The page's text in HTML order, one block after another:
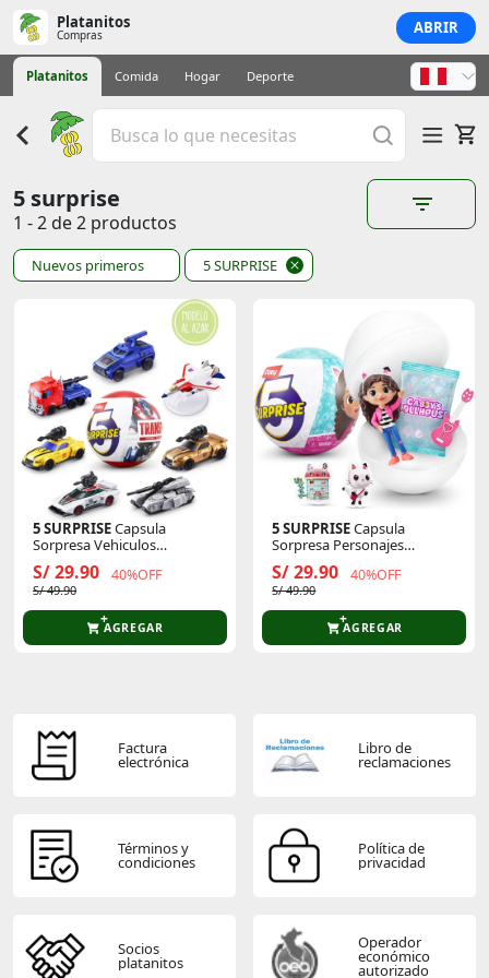
Platanitos
Compras ABRIR
Platanitos Comida Hogar Deporte
5 surprise
1 - 2 de 2 productos
Nuevos primeros 5 SURPRISE
5 SURPRISECapsula
Sorpresa Vehiculos
Transformers
S/ 29.90 40%OFF
S/ 49.90
AGREGAR
5 SURPRISECapsula
Sorpresa Personajes
Gabbys Dollhouse
S/ 29.90 40%OFF
S/ 49.90
AGREGAR
Factura
electrónica
Libro de
reclamaciones
Términos y
condiciones
Política de
privacidad
Socios
platanitos
Operador
económico
autorizado